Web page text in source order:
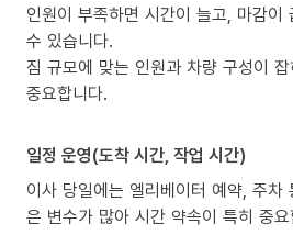
인원이 부족하면 시간이 늘고, 마감이
수 있습니다.
짐 규모에 맞는 인원과 차량 구성이
중요합니다.
일정 운영(도착 시간, 작업 시간)
이사 당일에는 엘리베이터 예약, 주
은 변수가 많아 시간 약속이 특히 중요